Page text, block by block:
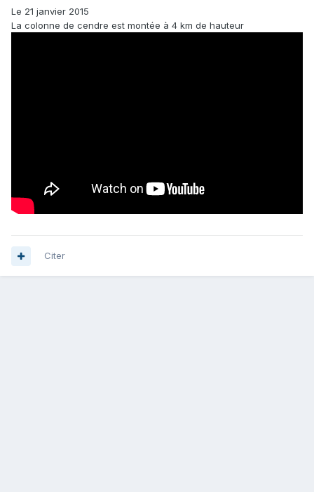
Le 21 janvier 2015
La colonne de cendre est montée à 4 km de hauteur
Citer